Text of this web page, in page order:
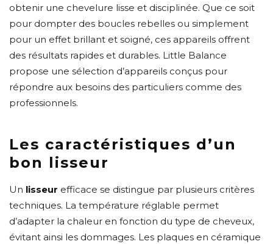
obtenir une chevelure lisse et disciplinée. Que ce soit
pour dompter des boucles rebelles ou simplement
pour un effet brillant et soigné, ces appareils offrent
des résultats rapides et durables. Little Balance
propose une sélection d’appareils conçus pour
répondre aux besoins des particuliers comme des
professionnels.
Les caractéristiques d’un
bon lisseur
Un lisseur efficace se distingue par plusieurs critères
techniques. La température réglable permet
d’adapter la chaleur en fonction du type de cheveux,
évitant ainsi les dommages. Les plaques en céramique